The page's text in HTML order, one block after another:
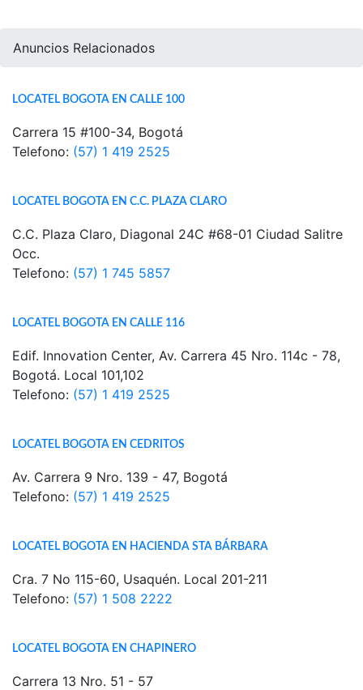
Anuncios Relacionados
LOCATEL BOGOTA EN CALLE 100
Carrera 15 #100-34, Bogotá
Telefono: (57) 1 419 2525
LOCATEL BOGOTA EN C.C. PLAZA CLARO
C.C. Plaza Claro, Diagonal 24C #68-01 Ciudad Salitre
Occ.
Telefono: (57) 1 745 5857
LOCATEL BOGOTA EN CALLE 116
Edif. Innovation Center, Av. Carrera 45 Nro. 114c - 78,
Bogotá. Local 101,102
Telefono: (57) 1 419 2525
LOCATEL BOGOTA EN CEDRITOS
Av. Carrera 9 Nro. 139 - 47, Bogotá
Telefono: (57) 1 419 2525
LOCATEL BOGOTA EN HACIENDA STA BÁRBARA
Cra. 7 No 115-60, Usaquén. Local 201-211
Telefono: (57) 1 508 2222
LOCATEL BOGOTA EN CHAPINERO
Carrera 13 Nro. 51 - 57